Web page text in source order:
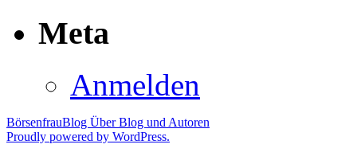
Meta
Anmelden
BörsenfrauBlog Über Blog und Autoren
Proudly powered by WordPress.